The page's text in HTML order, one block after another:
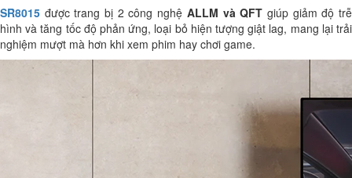
SR8015 được trang bị 2 công nghệ ALLM và QFT giúp giảm độ trễ
hình và tăng tốc độ phản ứng, loại bỏ hiện tượng giật lag, mang lại trải
nghiệm mượt mà hơn khi xem phim hay chơi game.